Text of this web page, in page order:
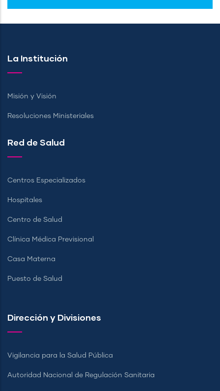
La Institución
Misión y Visión
Resoluciones Ministeriales
Red de Salud
Centros Especializados
Hospitales
Centro de Salud
Clínica Médica Previsional
Casa Materna
Puesto de Salud
Dirección y Divisiones
Vigilancia para la Salud Pública
Autoridad Nacional de Regulación Sanitaria